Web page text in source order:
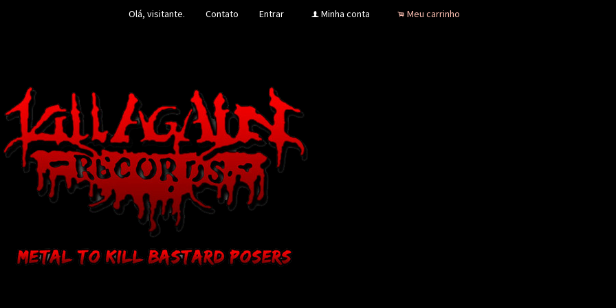
Olá, visitante. Contato Entrar f Minha conta . Meu carrinho